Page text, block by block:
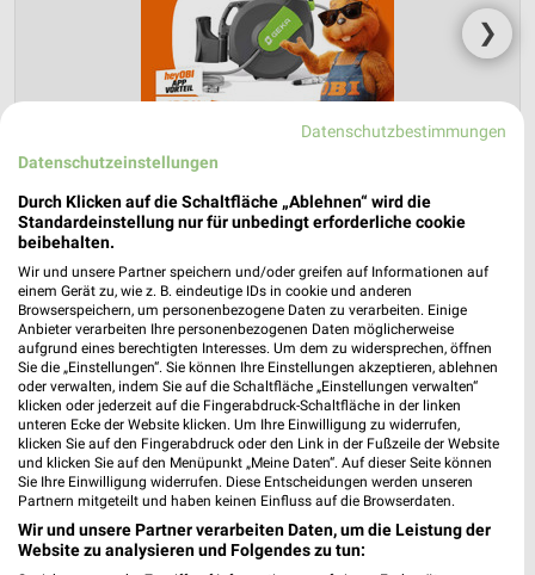
❯
OBI Prospekt für Stuttgart ab Sa. den
01.08.
August 2026
Gültig von 01. Aug. bis 31. Aug.
📅 Kalendereintrag erstellen
PROSPEKT BLÄTTERN
Datenschutzbestimmungen
Datenschutzeinstellungen
Durch Klicken auf die Schaltfläche „Ablehnen“ wird die
Standardeinstellung nur für unbedingt erforderliche cookie
beibehalten.
Wir und unsere Partner speichern und/oder greifen auf Informationen auf
einem Gerät zu, wie z. B. eindeutige IDs in cookie und anderen
Browserspeichern, um personenbezogene Daten zu verarbeiten. Einige
Anbieter verarbeiten Ihre personenbezogenen Daten möglicherweise
aufgrund eines berechtigten Interesses. Um dem zu widersprechen, öffnen
Sie die „Einstellungen“. Sie können Ihre Einstellungen akzeptieren, ablehnen
oder verwalten, indem Sie auf die Schaltfläche „Einstellungen verwalten“
klicken oder jederzeit auf die Fingerabdruck-Schaltfläche in der linken
unteren Ecke der Website klicken. Um Ihre Einwilligung zu widerrufen,
klicken Sie auf den Fingerabdruck oder den Link in der Fußzeile der Website
und klicken Sie auf den Menüpunkt „Meine Daten“. Auf dieser Seite können
Sie Ihre Einwilligung widerrufen. Diese Entscheidungen werden unseren
Partnern mitgeteilt und haben keinen Einfluss auf die Browserdaten.
Wir und unsere Partner verarbeiten Daten, um die Leistung der
Website zu analysieren und Folgendes zu tun: